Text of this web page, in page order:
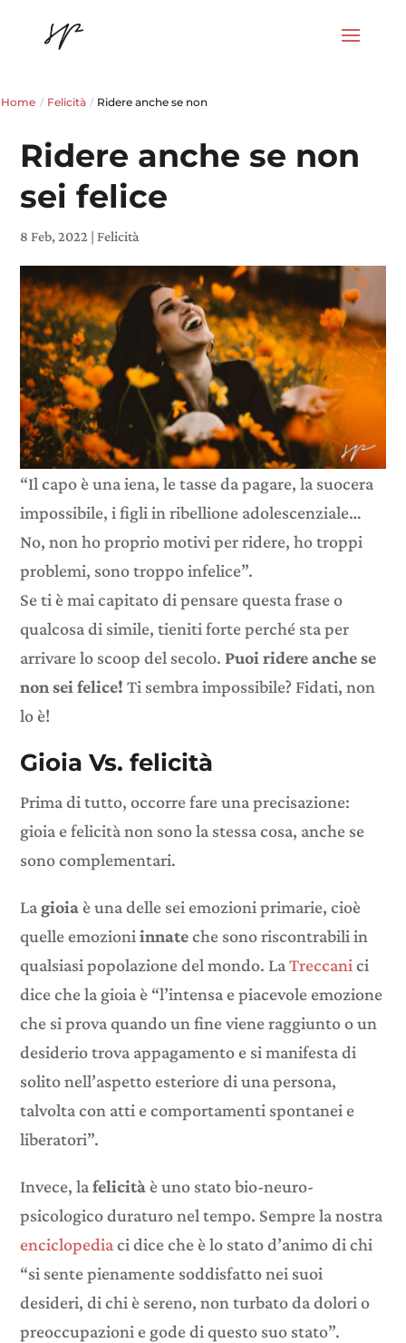
Home / Felicità / Ridere anche se non
Ridere anche se non
sei felice
8 Feb, 2022 |Felicità
“Il capo è una iena, le tasse da pagare, la suocera
impossibile, i figli in ribellione adolescenziale…
No, non ho proprio motivi per ridere, ho troppi
problemi, sono troppo infelice”.
Se ti è mai capitato di pensare questa frase o
qualcosa di simile, tieniti forte perché sta per
arrivare lo scoop del secolo.Puoi ridere anche se
non sei felice! Ti sembra impossibile? Fidati, non
lo è!
Gioia Vs. felicità
Prima di tutto, occorre fare una precisazione:
gioia e felicità non sono la stessa cosa, anche se
sono complementari.
La gioiaè una delle sei emozioni primarie, cioè
quelle emozioniinnateche sono riscontrabili in
qualsiasi popolazione del mondo. LaTreccani ci
dice che la gioia è “l’intensa e piacevole emozione
che si prova quando un fine viene raggiunto o un
desiderio trova appagamento e si manifesta di
solito nell’aspetto esteriore di una persona,
talvolta con atti e comportamenti spontanei e
liberatori”.
Invece, lafelicitàè uno stato bio-neuro-
psicologico duraturo nel tempo. Sempre la nostra
enciclopediaci dice che è lo stato d’animo di chi
“si sente pienamente soddisfatto nei suoi
desideri, di chi è sereno, non turbato da dolori o
preoccupazioni e gode di questo suo stato”.